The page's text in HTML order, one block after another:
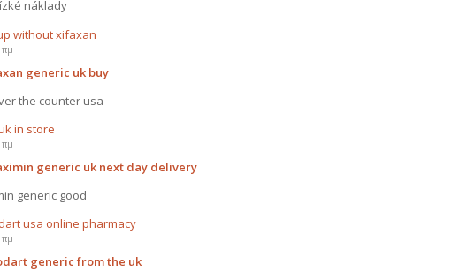
náklady
without xifaxan
generic uk buy
the counter usa
in store
generic uk next day delivery
generic good
usa online pharmacy
generic from the uk